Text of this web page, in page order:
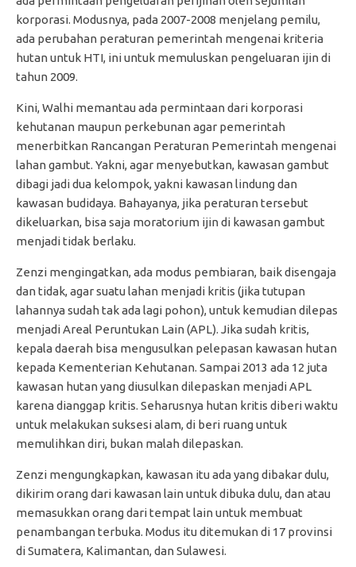
korporasi. Modusnya, pada 2007-2008 menjelang pemilu,
ada perubahan peraturan pemerintah mengenai kriteria
hutan untuk HTI, ini untuk memuluskan pengeluaran ijin di
tahun 2009.
Kini, Walhi memantau ada permintaan dari korporasi
kehutanan maupun perkebunan agar pemerintah
menerbitkan Rancangan Peraturan Pemerintah mengenai
lahan gambut. Yakni, agar menyebutkan, kawasan gambut
dibagi jadi dua kelompok, yakni kawasan lindung dan
kawasan budidaya. Bahayanya, jika peraturan tersebut
dikeluarkan, bisa saja moratorium ijin di kawasan gambut
menjadi tidak berlaku.
Zenzi mengingatkan, ada modus pembiaran, baik disengaja
dan tidak, agar suatu lahan menjadi kritis (jika tutupan
lahannya sudah tak ada lagi pohon), untuk kemudian dilepas
menjadi Areal Peruntukan Lain (APL). Jika sudah kritis,
kepala daerah bisa mengusulkan pelepasan kawasan hutan
kepada Kementerian Kehutanan. Sampai 2013 ada 12 juta
kawasan hutan yang diusulkan dilepaskan menjadi APL
karena dianggap kritis. Seharusnya hutan kritis diberi waktu
untuk melakukan suksesi alam, di beri ruang untuk
memulihkan diri, bukan malah dilepaskan.
Zenzi mengungkapkan, kawasan itu ada yang dibakar dulu,
dikirim orang dari kawasan lain untuk dibuka dulu, dan atau
memasukkan orang dari tempat lain untuk membuat
penambangan terbuka. Modus itu ditemukan di 17 provinsi
di Sumatera, Kalimantan, dan Sulawesi.